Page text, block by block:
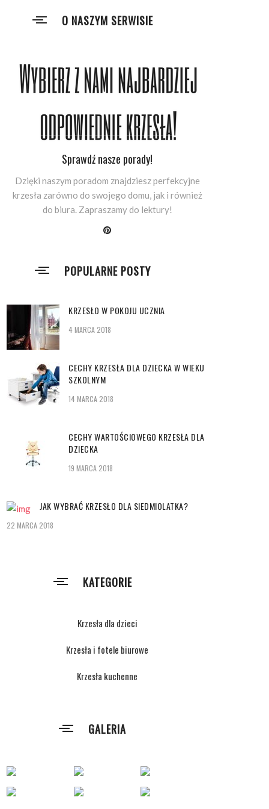
O NASZYM SERWISIE
Sprawdź nasze porady!
Dzięki naszym poradom znajdziesz perfekcyjne
krzesła zarówno do swojego domu, jak i również
do biura. Zapraszamy do lektury!
POPULARNE POSTY
KRZESŁO W POKOJU UCZNIA
4 MARCA 2018
CECHY KRZESŁA DLA DZIECKA W WIEKU
SZKOLNYM
14 MARCA 2018
CECHY WARTOŚCIOWEGO KRZESŁA DLA
DZIECKA
19 MARCA 2018
JAK WYBRAĆ KRZESŁO DLA SIEDMIOLATKA?
22 MARCA 2018
KATEGORIE
Krzesła dla dzieci
Krzesła i fotele biurowe
Krzesła kuchenne
GALERIA